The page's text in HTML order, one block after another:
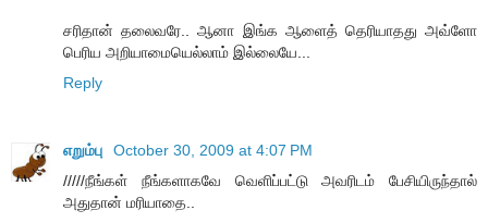
சரிதான் தலைவரே.. ஆனா இங்க ஆளைத் தெரியாதது அவ்ளோ
பெரிய அறியாமையெல்லாம் இல்லையே...
Reply
எறும்பு
October 30, 2009 at 4:07 PM
/////நீங்கள் நீங்களாகவே வெளிப்பட்டு அவரிடம் பேசியிருந்தால்
அதுதான் மரியாதை..